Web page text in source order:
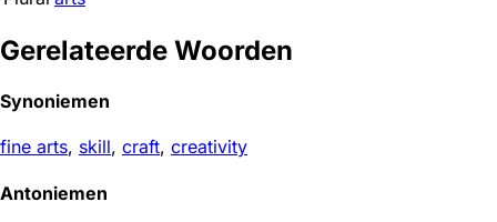
Gerelateerde Woorden
Synoniemen
fine arts, skill, craft, creativity
Antoniemen